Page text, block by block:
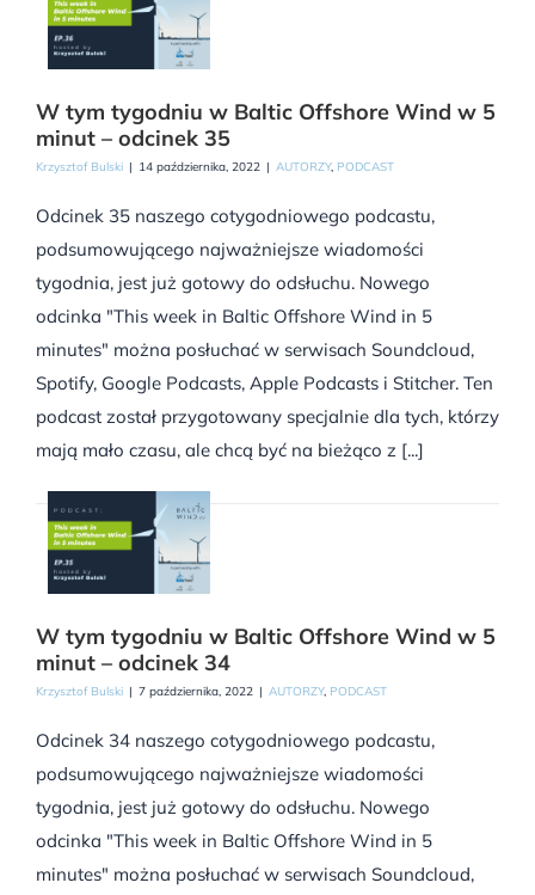
W tym tygodniu w Baltic Offshore Wind w 5
minut – odcinek 35
Krzysztof Bulski | 14 października, 2022 | AUTORZY, PODCAST
Odcinek 35 naszego cotygodniowego podcastu,
podsumowującego najważniejsze wiadomości
tygodnia, jest już gotowy do odsłuchu. Nowego
odcinka "This week in Baltic Offshore Wind in 5
minutes" można posłuchać w serwisach Soundcloud,
Spotify, Google Podcasts, Apple Podcasts i Stitcher. Ten
podcast został przygotowany specjalnie dla tych, którzy
mają mało czasu, ale chcą być na bieżąco z [...]
W tym tygodniu w Baltic Offshore Wind w 5
minut – odcinek 34
Krzysztof Bulski | 7 października, 2022 | AUTORZY, PODCAST
Odcinek 34 naszego cotygodniowego podcastu,
podsumowującego najważniejsze wiadomości
tygodnia, jest już gotowy do odsłuchu. Nowego
odcinka "This week in Baltic Offshore Wind in 5
minutes" można posłuchać w serwisach Soundcloud,